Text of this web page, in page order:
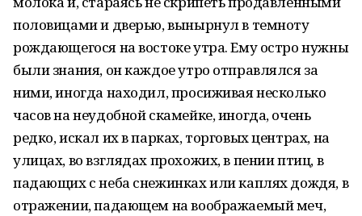
половицами и дверью, вынырнул в темноту
рождающегося на востоке утра. Ему остро нужны
были знания, он каждое утро отправлялся за
ними, иногда находил, просиживая несколько
часов на неудобной скамейке, иногда, очень
редко, искал их в парках, торговых центрах, на
улицах, во взглядах прохожих, в пении птиц, в
падающих с неба снежинках или каплях дождя, в
отражении, падающем на воображаемый меч,